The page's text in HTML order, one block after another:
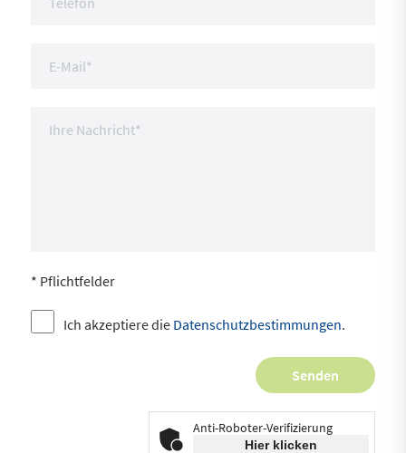
* Pflichtfelder
Ich akzeptiere die Datenschutzbestimmungen.
Anti-Roboter-Verifizierung
Hier klicken